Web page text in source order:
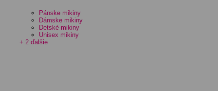
Pánske mikiny
Dámske mikiny
Detské mikiny
Unisex mikiny
+ 2 ďalšie